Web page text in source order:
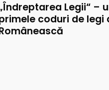
Legii“ –
coduri de legi